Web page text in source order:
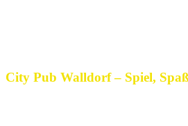
City Pub Walldorf – Spiel,